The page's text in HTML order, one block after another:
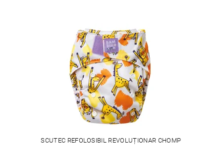
SCUTEC REFOLOSIBIL REVOLUȚIONAR CHOMP